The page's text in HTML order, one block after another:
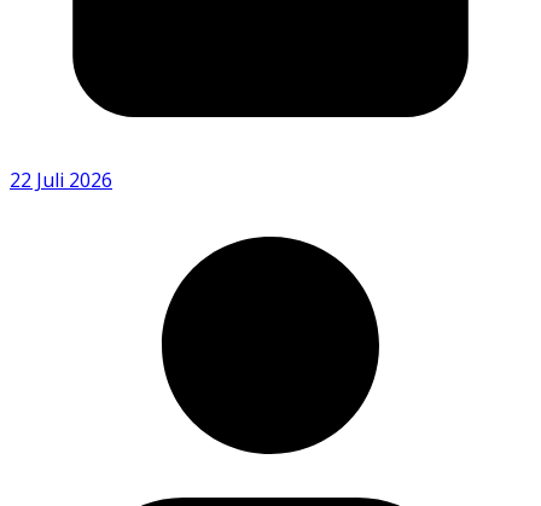
22 Juli 2026